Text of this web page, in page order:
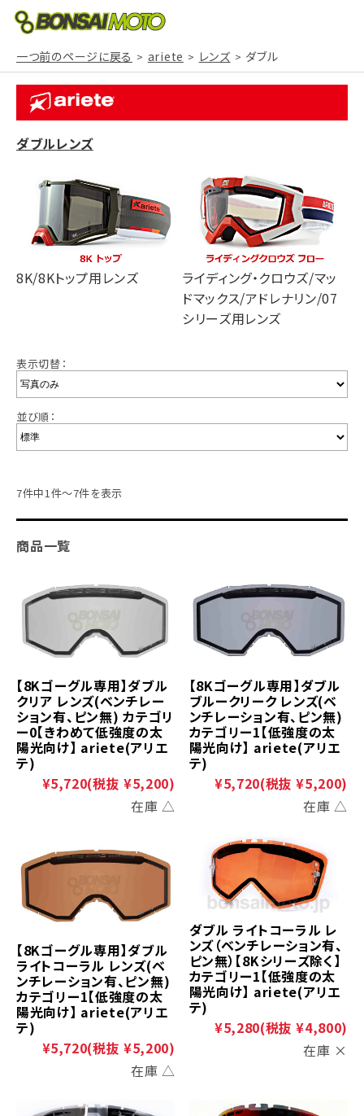
一つ前のページに戻る ariete レンズ ダブル
ダブルレンズ
8K/8Kトップ用レンズ
ライディング・クロウズ/マッ
ドマックス/アドレナリン/07
シリーズ用レンズ
表示切替：
並び順：
7件中1件～7件を表示
商品一覧
【8Kゴーグル専用】ダブル
クリア レンズ(ベンチレー
ション有、ピン無) カテゴリ
ー0【きわめて低強度の太
陽光向け】 ariete(アリエ
テ)
¥5,720(税抜 ¥5,200)
在庫 △
【8Kゴーグル専用】ダブル
ブルークリーク レンズ(ベ
ンチレーション有、ピン無)
カテゴリー1【低強度の太
陽光向け】 ariete(アリエ
テ)
¥5,720(税抜 ¥5,200)
在庫 △
【8Kゴーグル専用】ダブル
ライトコーラル レンズ(ベ
ンチレーション有、ピン無)
カテゴリー1【低強度の太
陽光向け】 ariete(アリエ
テ)
¥5,720(税抜 ¥5,200)
在庫 △
ダブル ライトコーラル レ
ンズ（ベンチレーション有、
ピン無）【8Kシリーズ除く】
カテゴリー1【低強度の太
陽光向け】 ariete(アリエ
テ)
¥5,280(税抜 ¥4,800)
在庫 ×